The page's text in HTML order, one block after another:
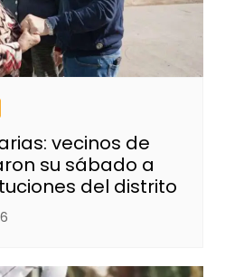
vecinos de
su sábado a
del distrito